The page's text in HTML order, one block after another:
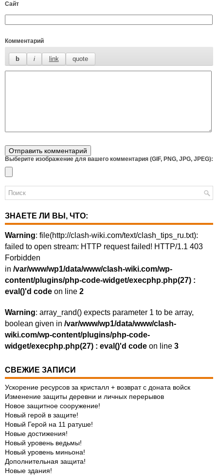
Сайт
Комментарий
Выберите изображение для вашего комментария (GIF, PNG, JPG, JPEG):
ЗНАЕТЕ ЛИ ВЫ, ЧТО:
Warning: file(http://clash-wiki.com/text/clash_tips_ru.txt):
failed to open stream: HTTP request failed! HTTP/1.1 403
Forbidden
in /var/www/wp1/data/www/clash-wiki.com/wp-
content/plugins/php-code-widget/execphp.php(27) :
eval()'d code on line 2
Warning: array_rand() expects parameter 1 to be array,
boolean given in /var/www/wp1/data/www/clash-
wiki.com/wp-content/plugins/php-code-
widget/execphp.php(27) : eval()'d code on line 3
СВЕЖИЕ ЗАПИСИ
Ускорение ресурсов за кристалл + возврат с доната войск
Изменение защиты деревни и личных перерывов
Новое защитное сооружение!
Новый герой в защите!
Новый Герой на 11 ратуше!
Новые достижения!
Новый уровень ведьмы!
Новый уровень миньона!
Дополнительная защита!
Новые здания!